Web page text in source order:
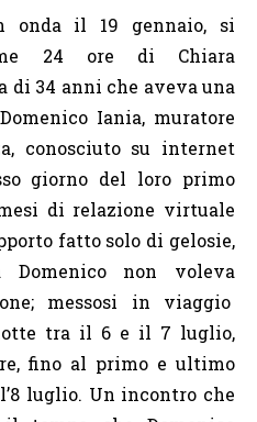
onda il 19 gennaio, si
24 ore di Chiara
di 34 anni che aveva una
Iania, muratore
conosciuto su internet
giorno del loro primo
di relazione virtuale
fatto solo di gelosie,
non voleva
messosi in viaggio
tra il 6 e il 7 luglio,
fino al primo e ultimo
luglio. Un incontro che